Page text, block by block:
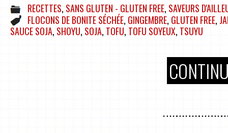
RECETTES, SANS GLUTEN - GLUTEN FREE, SAVEURS
FLOCONS DE BONITE SÉCHÉE, GINGEMBRE, GLUTEN FREE,
SAUCE SOJA, SHOYU, SOJA, TOFU, TOFU SOYEUX, TSUYU